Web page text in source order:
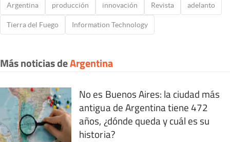
Argentina producción innovación Revista adelanto
Tierra del Fuego Information Technology
Más noticias deArgentina
No es Buenos Aires: la ciudad más
antigua de Argentina tiene 472
años, ¿dónde queda y cuál es su
historia?